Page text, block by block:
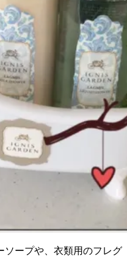
ソープや、衣類用のフレグ